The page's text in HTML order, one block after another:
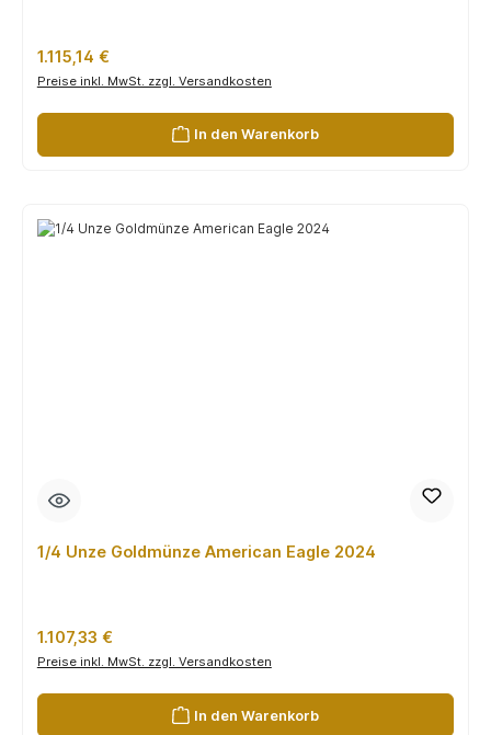
Regulärer Preis:
1.115,14 €
Preise inkl. MwSt. zzgl. Versandkosten
In den Warenkorb
1/4 Unze Goldmünze American Eagle 2024
Regulärer Preis:
1.107,33 €
Preise inkl. MwSt. zzgl. Versandkosten
In den Warenkorb